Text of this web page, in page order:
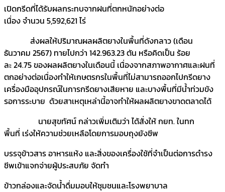
เปิดกรีดที่ได้รับผลกระทบจากฝนที่ตกหนักอย่างต่อ
เนื่อง จำนวน 5,592,621 ไร่
ส่งผลให้ปริมาณผลผลิตยางในพื้นที่ดังกลาว (เดือน
ธันวาคม 2567) ทายไปกว่า 142.963.23 ตัน หรือคิดเป็น ร้อย
ละ 24.75 ของผลผลิตยางในเดือนนี้ เนื่องจากสภาพอากาศและฝนที่
ตกอย่างต่อเนื่องทำให้เกษตรกรในพื้นที่ไม่สามารถออกไปกรีดยาง
เครื่องมืออุปกรณ์ในการกรีดยางเสียหาย และบางพื้นที่มีน้ำท่วมขัง
รอการระบาย ด้วยสาเหตุเหล่านี้อาจทำให้ผลผลิตยางขาดตลาดได้
นายสุขทัศน์ กล่าวเพิ่มเติมว่า ได้สั่งให้ กยท. ในทก
พื้นที่ เร่งให้ความช่วยเหลือโดยการมอบถุงยังชีพ
บรรจุข้าวสาร อาหารแห้ง และสิ่งของเครื่องใช้ที่จำเป็นต่อการดำรง
ชีพเข้าแจกจ่ายผู้ประสบภัย จัดทำ
ข้าวกล่องและจัดน้ำดื่มมอบให้ชุมชนและโรงพยาบาล